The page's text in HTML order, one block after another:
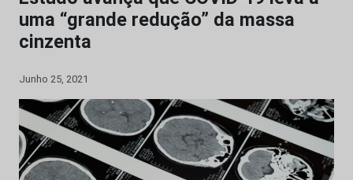
uma “grande redução” da massa
cinzenta
Junho 25, 2021